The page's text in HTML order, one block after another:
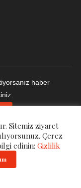
haber
Sitemiz ziyaret
Çerez
edinin: Gizlilik